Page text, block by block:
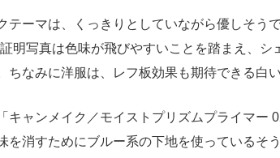
ーマは、くっきりとしていながら優しそう
明写真は色味が飛びやすいことを踏まえ、
ちなみに洋服は、レフ板効果も期待できる白
ャンメイク／モイストプリズムプライマー
を消すためにブルー系の下地を使っているそ